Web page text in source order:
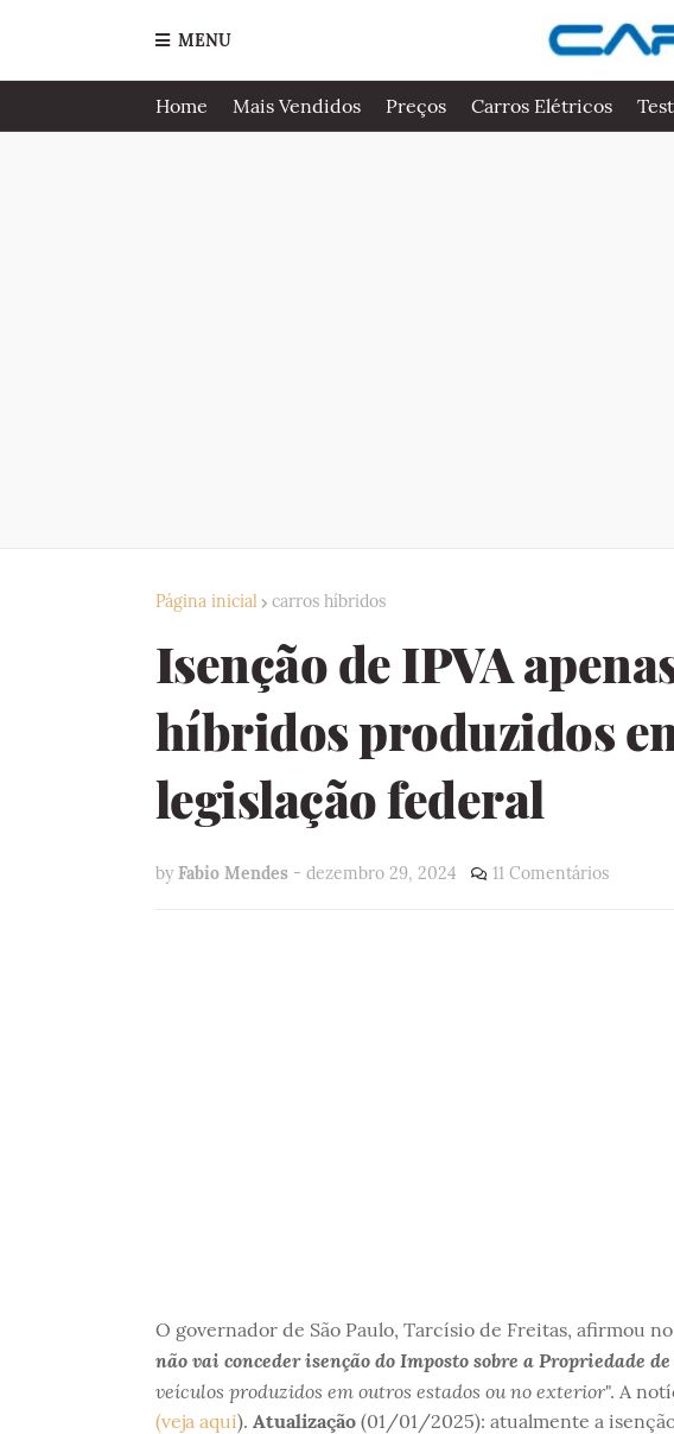
MENU
Home Mais Vendidos Preços Carros Elétricos
Página inicial carros híbridos
Isenção de IPVA
híbridos produzidos
legislação federal
by Fabio Mendes - dezembro 29, 2024 11 Comentários
O governador de São Paulo, Tarcísio de Freitas, afirmou
não vai conceder isenção do Imposto sobre a Propriedade
veículos produzidos em outros estados ou no exterior". A
(veja aqui). Atualização(01/01/2025): atualmente a